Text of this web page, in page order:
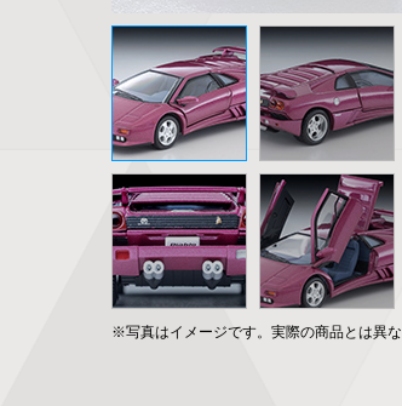
※写真はイメージです。実際の商品とは異な